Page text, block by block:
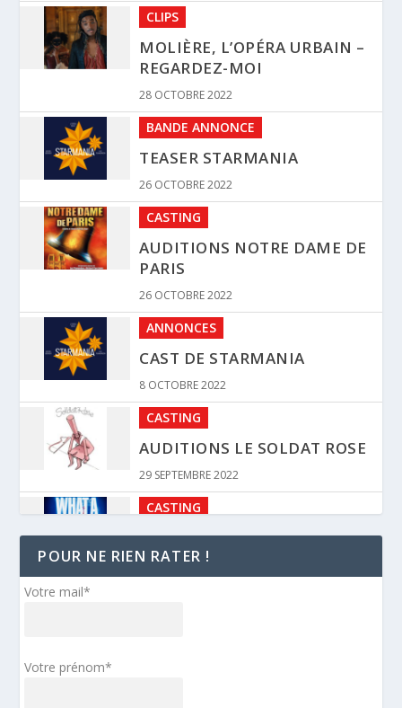
CLIPS
MOLIÈRE, L’OPÉRA URBAIN –
REGARDEZ-MOI
28 OCTOBRE 2022
BANDE ANNONCE
TEASER STARMANIA
26 OCTOBRE 2022
CASTING
AUDITIONS NOTRE DAME DE
PARIS
26 OCTOBRE 2022
ANNONCES
CAST DE STARMANIA
8 OCTOBRE 2022
CASTING
AUDITIONS LE SOLDAT ROSE
29 SEPTEMBRE 2022
CASTING
AUDITIONS FLASHDANCE
24 SEPTEMBRE 2022
POUR NE RIEN RATER !
Votre mail*
Votre prénom*